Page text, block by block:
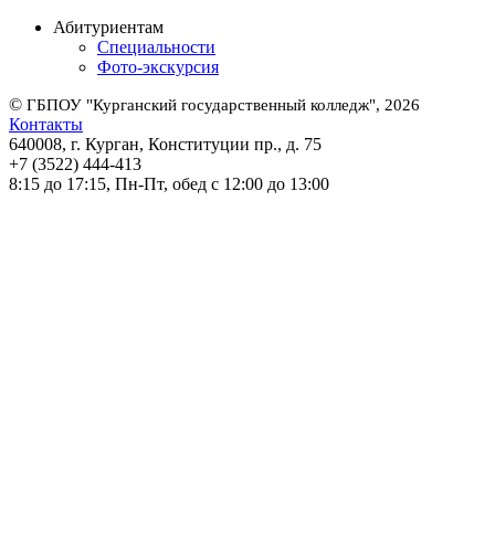
Абитуриентам
Специальности
Фото-экскурсия
© ГБПОУ "Курганский государственный колледж", 2026
Контакты
640008, г. Курган, Конституции пр., д. 75
+7 (3522) 444-413
8:15 до 17:15, Пн-Пт, обед с 12:00 до 13:00